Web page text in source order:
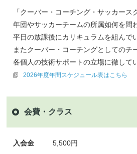
「クーバー・コーチング・サッカー
年団やサッカーチームの所属如何を問
平日の放課後にカリキュラムを組んで
またクーバー・コーチングとしてのチ
各個人の技術サポートの立場に徹して
2026年度年間スケジュール表はこちら
会費・クラス
入会金
5,500円